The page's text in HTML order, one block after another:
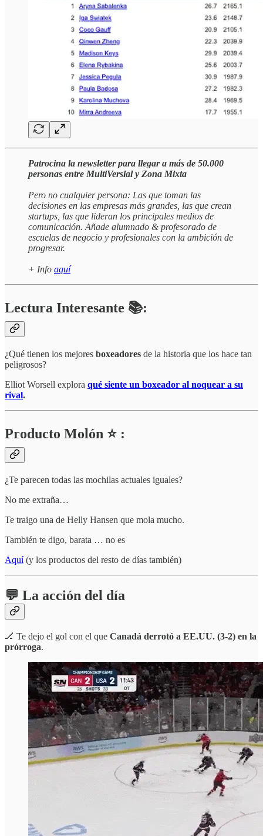
Patrocina la newsletter para llegar a más de 50.000
personas entre MultiVersial y Zona Mixta
Pero no cualquier persona: Las que toman las
decisiones en las empresas más grandes, las que crean
startups, las que lideran los principales medios de
comunicación. Añade alumnado & profesorado de
escuelas de negocio y profesionales con la ambición de
progresar.
+ Info aquí
Lectura Interesante 📚:
¿Qué tienen los mejores boxeadores de la historia que los hace tan
peligrosos?
Elliot Worsell explora qué siente un boxeador al noquear a su
rival.
Producto Molón ⭐ :
¿Te parecen todas las mochilas actuales iguales?
No me extraña…
Te traigo una de Helly Hansen que mola mucho.
También te digo, barata … no es
Aquí(y los productos del resto de días también)
💬 La acción del día
🏒 Te dejo el gol con el que Canadá derrotó a EE.UU. (3-2) en la
prórroga.